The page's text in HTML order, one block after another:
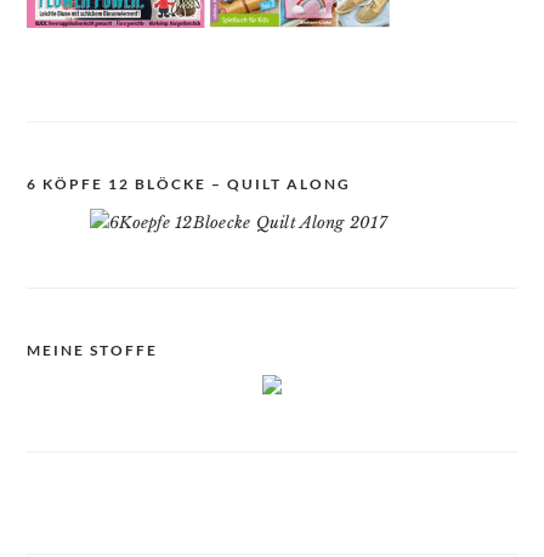
6 KÖPFE 12 BLÖCKE – QUILT ALONG
MEINE STOFFE